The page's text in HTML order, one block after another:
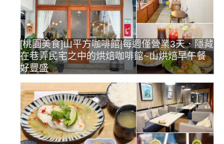
[桃園美食]山平方咖啡館|每週僅營業3天．隱藏
在巷弄民宅之中的烘焙咖啡館~山烘焙早午餐
好豐盛